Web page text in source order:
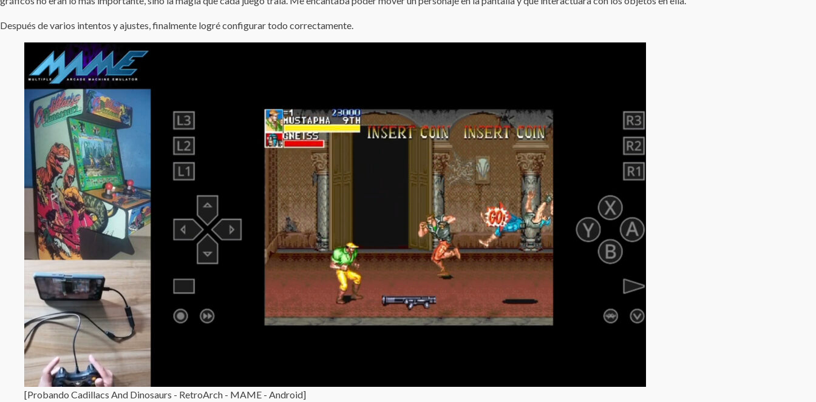
Después de varios intentos y ajustes, finalmente logré configurar todo correctamente.
[Probando Cadillacs And Dinosaurs - RetroArch - MAME - Android]